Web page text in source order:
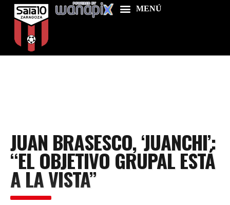
News
Contacts
JUAN BRASESCO, ‘JUANCHI’:
“EL OBJETIVO GRUPAL ESTÁ
A LA VISTA”